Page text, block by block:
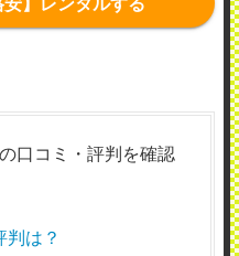
口コミ・評判を確認
判は？